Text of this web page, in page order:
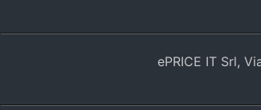
ePRICE IT Srl,